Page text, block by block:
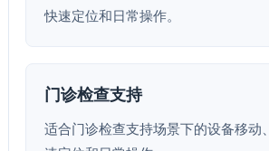
快速定位和日常操作。
门诊检查支持
适合门诊检查支持场景下的设备移动